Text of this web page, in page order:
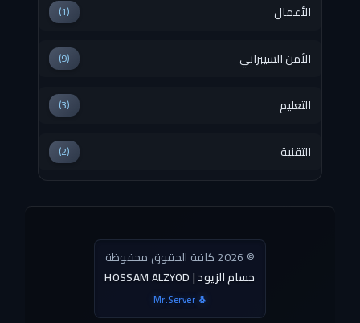
الأعمال (1)
الأمن السيبراني (9)
التعليم (3)
التقنية (2)
© 2026 كافة الحقوق محفوظة
HOSSAM ALZYOD | حسام الزيود
Mr.Server 🐧